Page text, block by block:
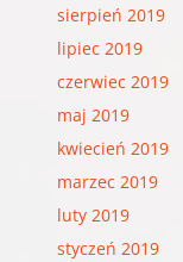
sierpień 2019
lipiec 2019
czerwiec 2019
maj 2019
kwiecień 2019
marzec 2019
luty 2019
styczeń 2019